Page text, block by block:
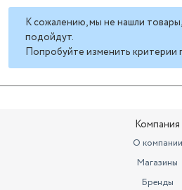
К сожалению, мы не нашли
подойдут.
Попробуйте изменить критерии
Компания
О компании
Магазины
Бренды